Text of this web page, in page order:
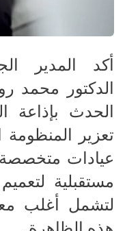
أكد المدير
الدكتور محمد
الحدث بإذاعة
تعزير المنظومة
عيادات
مستقبلية
لتشمل أغلب